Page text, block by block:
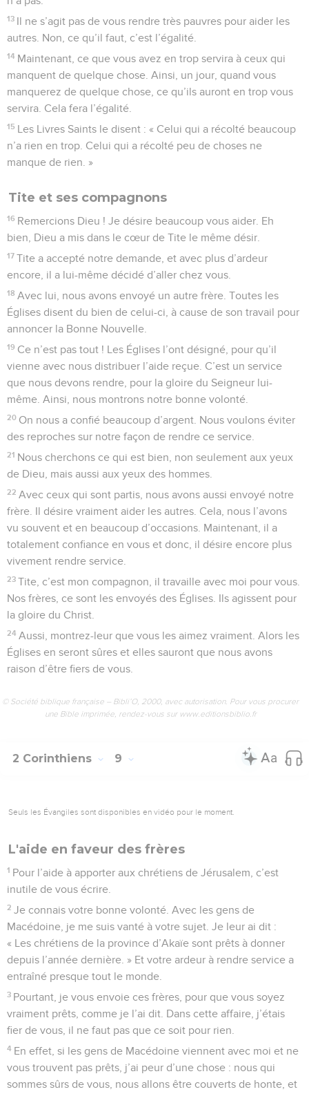
13 Il ne s’agit pas de vous rendre très pauvres pour aider les
autres. Non, ce qu’il faut, c’est l’égalité.
14 Maintenant, ce que vous avez en trop servira à ceux qui
manquent de quelque chose. Ainsi, un jour, quand vous
manquerez de quelque chose, ce qu’ils auront en trop vous
servira. Cela fera l’égalité.
15 Les Livres Saints le disent : « Celui qui a récolté beaucoup
n’a rien en trop. Celui qui a récolté peu de choses ne
manque de rien. »
Tite et ses compagnons
16 Remercions Dieu ! Je désire beaucoup vous aider. Eh
bien, Dieu a mis dans le cœur de Tite le même désir.
17 Tite a accepté notre demande, et avec plus d’ardeur
encore, il a lui-même décidé d’aller chez vous.
18 Avec lui, nous avons envoyé un autre frère. Toutes les
Églises disent du bien de celui-ci, à cause de son travail pour
annoncer la Bonne Nouvelle.
19 Ce n’est pas tout ! Les Églises l’ont désigné, pour qu’il
vienne avec nous distribuer l’aide reçue. C’est un service
que nous devons rendre, pour la gloire du Seigneur lui-
même. Ainsi, nous montrons notre bonne volonté.
20 On nous a confié beaucoup d’argent. Nous voulons éviter
des reproches sur notre façon de rendre ce service.
21 Nous cherchons ce qui est bien, non seulement aux yeux
de Dieu, mais aussi aux yeux des hommes.
22 Avec ceux qui sont partis, nous avons aussi envoyé notre
frère. Il désire vraiment aider les autres. Cela, nous l’avons
vu souvent et en beaucoup d’occasions. Maintenant, il a
totalement confiance en vous et donc, il désire encore plus
vivement rendre service.
23 Tite, c’est mon compagnon, il travaille avec moi pour vous.
Nos frères, ce sont les envoyés des Églises. Ils agissent pour
la gloire du Christ.
24 Aussi, montrez-leur que vous les aimez vraiment. Alors les
Églises en seront sûres et elles sauront que nous avons
raison d’être fiers de vous.
© Société biblique française – Bibli’O, 2000, avec autorisation. Pour vous procurer
une Bible imprimée, rendez-vous sur www.editionsbiblio.fr
2 Corinthiens 9
Seuls les Évangiles sont disponibles en vidéo pour le moment.
L'aide en faveur des frères
1 Pour l’aide à apporter aux chrétiens de Jérusalem, c’est
inutile de vous écrire.
2 Je connais votre bonne volonté. Avec les gens de
Macédoine, je me suis vanté à votre sujet. Je leur ai dit :
« Les chrétiens de la province d’Akaïe sont prêts à donner
depuis l’année dernière. » Et votre ardeur à rendre service a
entraîné presque tout le monde.
3 Pourtant, je vous envoie ces frères, pour que vous soyez
vraiment prêts, comme je l’ai dit. Dans cette affaire, j’étais
fier de vous, il ne faut pas que ce soit pour rien.
4 En effet, si les gens de Macédoine viennent avec moi et ne
vous trouvent pas prêts, j’ai peur d’une chose : nous qui
sommes sûrs de vous, nous allons être couverts de honte, et